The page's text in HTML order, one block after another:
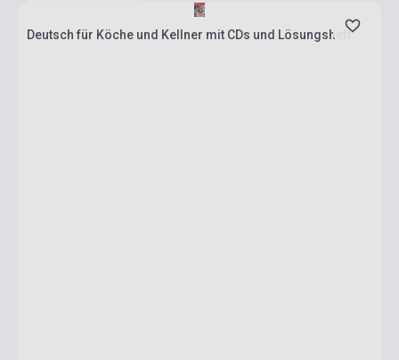
Deutsch für Köche und Kellner mit CDs und Lösungsheft